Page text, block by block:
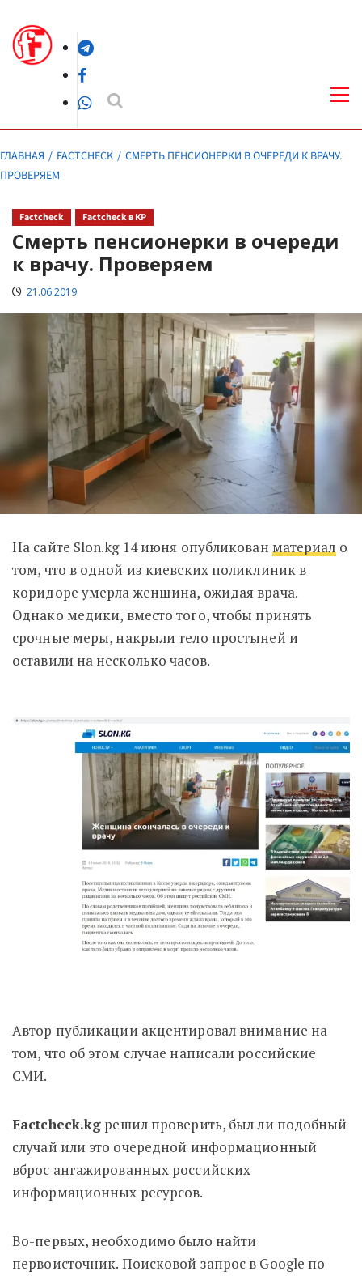
содержимомуTelegram
Facebook
WhatsApp
ГЛАВНАЯ FACTCHECK
СМЕРТЬ ПЕНСИОНЕРКИ В ОЧЕРЕДИ К ВРАЧУ.
ПРОВЕРЯЕМ
Factcheck Factcheck в КР
Смерть пенсионерки в очереди
к врачу. Проверяем
21.06.2019
На сайте Slon.kg 14 июня опубликован материал о
том, что в одной из киевских поликлиник в
коридоре умерла женщина, ожидая врача.
Однако медики, вместо того, чтобы принять
срочные меры, накрыли тело простыней и
оставили на несколько часов.
Автор публикации акцентировал внимание на
том, что об этом случае написали российские
СМИ.
Factcheck.kg решил проверить, был ли подобный
случай или это очередной информационный
вброс ангажированных российских
информационных ресурсов.
Во-первых, необходимо было найти
первоисточник. Поисковой запрос в Google по